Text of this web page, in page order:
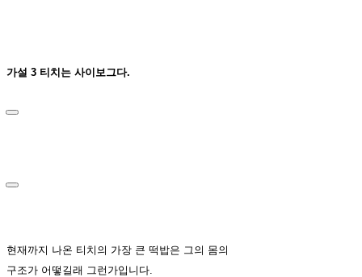
가설 3 티치는 사이보그다.
현재까지 나온 티치의 가장 큰 떡밥은 그의 몸의
구조가 어떻길래 그런가입니다.